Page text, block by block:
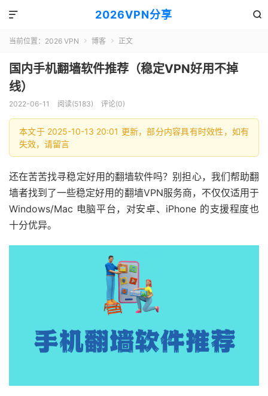
2026VPN分享 

当前位置： 2026 VPN  博客  正文
国内手机翻墙软件推荐（稳定VPN好用不掉
线）
2022-06-11 阅读(5183) 评论(0)
本文于 2025-10-13 20:01 更新，部分内容具有时效性，如有
失效，请留言
还在苦苦找寻稳定好用的翻墙软件吗？别担心，我们帮助翻
墙者找到了一些稳定好用的翻墙VPN服务商，不仅仅适用于
Windows/Mac 电脑平台，对安卓、iPhone 的支援程度也
十分优异。